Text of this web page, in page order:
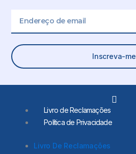
Inscreva-me
Livro de Reclamações
Política de Privacidade
Livro De Reclamações
L